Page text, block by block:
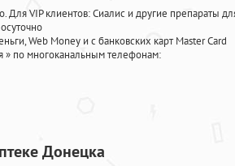
Для VIP клиентов: Сиалис и другие препараты
Web Money и с банковских карт Master Card
» по многоканальным телефонам:
Донецка